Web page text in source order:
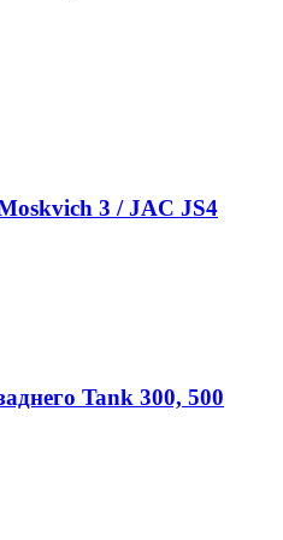
3 / JAC JS4
Tank 300, 500